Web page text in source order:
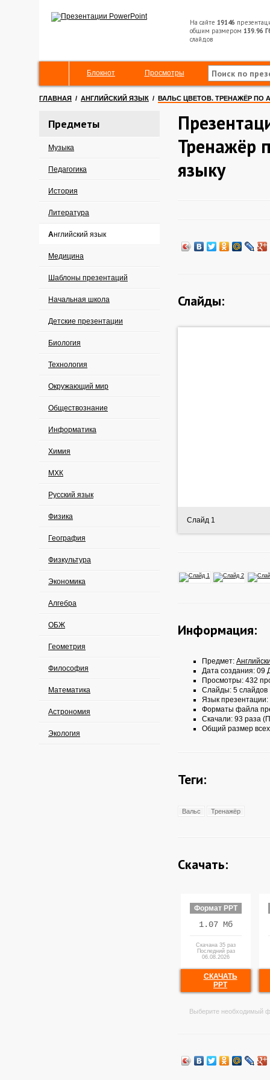
На сайте 19146
общим размером 139.96
слайдов
Блокнот Просмотры
ГЛАВНАЯ / АНГЛИЙСКИЙ ЯЗЫК / ВАЛЬС ЦВЕТОВ. ТРЕНАЖЁР ПО
Предметы
Музыка
Педагогика
История
Литература
Английский язык
Медицина
Шаблоны презентаций
Начальная школа
Детские презентации
Биология
Технология
Окружающий мир
Обществознание
Информатика
Химия
МХК
Русский язык
Физика
География
Физкультура
Экономика
Алгебра
ОБЖ
Геометрия
Философия
Математика
Астрономия
Экология
Тренажёр
языку
Слайды:
Слайд 1
Информация:
Предмет:
Дата создания: 09
Просмотры: 432
Слайды: 5 слайдов
Язык презентации:
Форматы файла
Скачали: 93 раза
Общий размер
Теги:
Вальс Тренажёр
Скачать:
Формат PPT
1.07 Мб
Скачана 35 раз
Последний раз
06.08.2026
СКАЧАТЬ
PPT
Выберите необходимый